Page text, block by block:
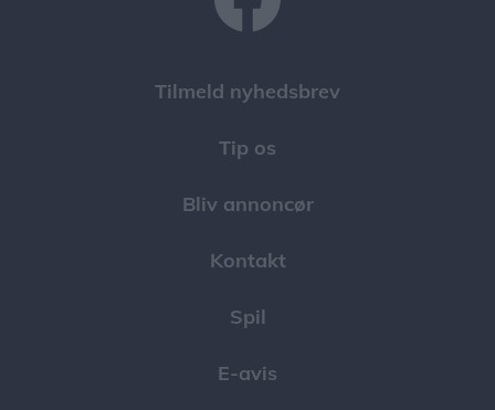
Tilmeld nyhedsbrev
Tip os
Bliv annoncør
Kontakt
Spil
E-avis